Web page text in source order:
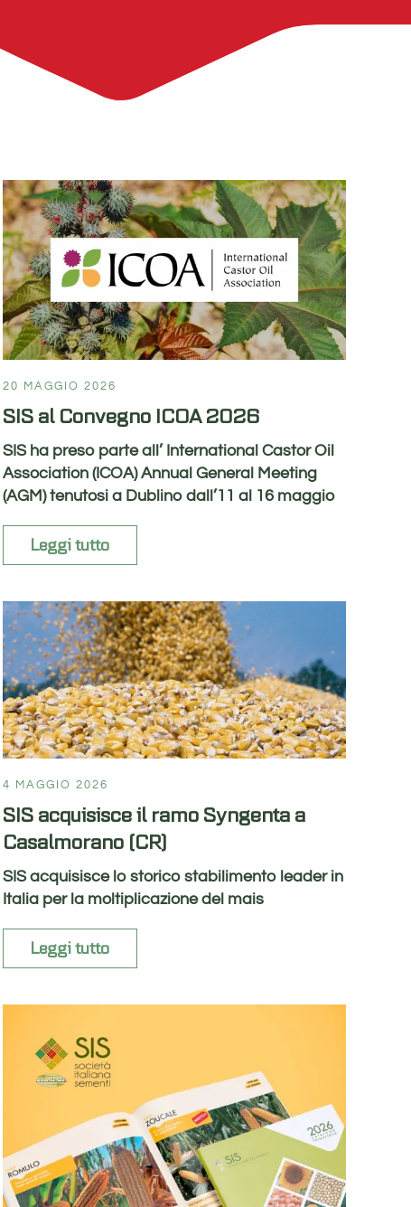
20 MAGGIO 2026
SIS al Convegno ICOA 2026
SIS ha preso parte all’ International Castor Oil
Association (ICOA) Annual General Meeting
(AGM) tenutosi a Dublino dall’11 al 16 maggio
Leggi tutto
4 MAGGIO 2026
SIS acquisisce il ramo Syngenta a
Casalmorano (CR)
SIS acquisisce lo storico stabilimento leader in
Italia per la moltiplicazione del mais
Leggi tutto